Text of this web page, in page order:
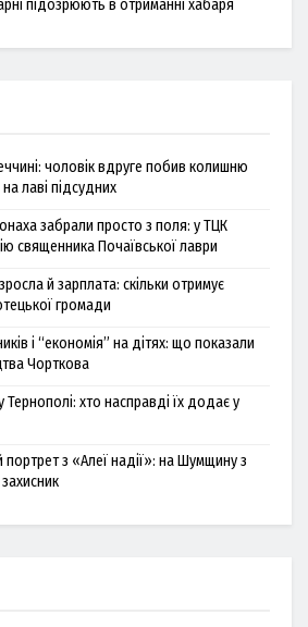
підозрюють в отриманні хабаря
чоловік вдруге побив колишню
лаві підсудних
забрали просто з поля: у ТЦК
священника Почаївської лаври
й зарплата: скільки отримує
громади
і “економія” на дітях: що показали
Чорткова
Тернополі: хто насправді їх додає у
портрет з «Алеї надії»: на Шумщину з